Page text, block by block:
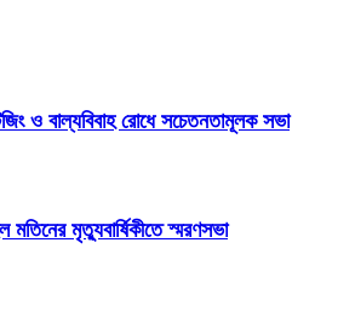
ও বাল্যবিবাহ রোধে সচেতনতামূলক সভা
মৃত্যুবার্ষিকীতে স্মরণসভা